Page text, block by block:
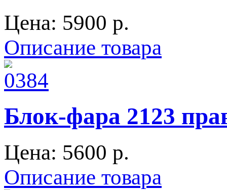
Цена: 5900 p.
Описание товара
Блок-фара 2123
Цена: 5600 p.
Описание товара